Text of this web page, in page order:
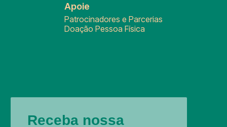
Apoie
Patrocinadores e Parcerias
Doação Pessoa Física